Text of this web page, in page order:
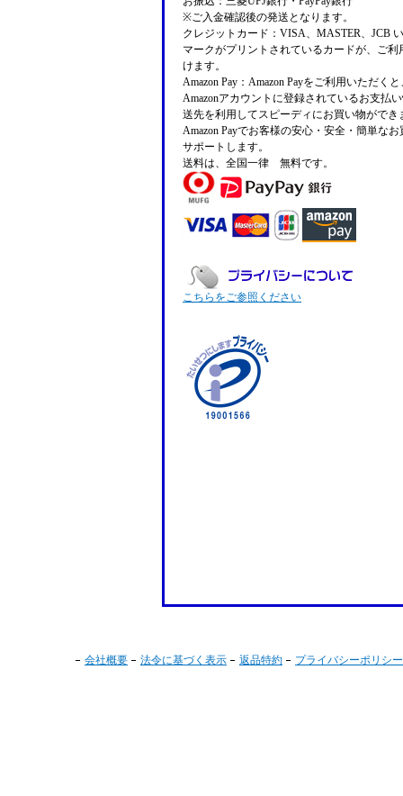
※ご入金確認後の発送となります。
クレジットカード：VISA、MASTER、JCB
マークがプリントされているカードが、ご利
けます。
Amazon Pay：Amazon Payをご利用いただく
Amazonアカウントに登録されているお支払
送先を利用してスピーディにお買い物ができ
Amazon Payでお客様の安心・安全・簡単な
サポートします。
送料は、全国一律 無料です。
こちらをご参照ください
会社概要 法令に基づく表示 返品特約 プライバシーポリシー